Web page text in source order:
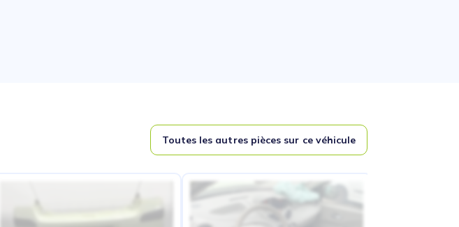
Toutes les autres pièces sur ce véhicule